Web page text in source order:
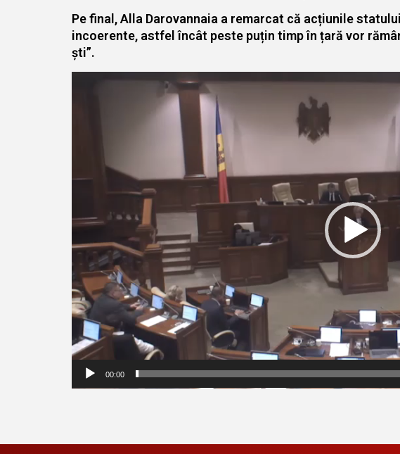
Pe final, Alla Darovannaia a remarcat că acțiunile
incoerente, astfel încât peste puțin timp în țară vor
ști”.
00:00